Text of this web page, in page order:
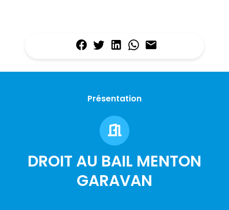
Présentation
DROIT AU BAIL MENTON
GARAVAN